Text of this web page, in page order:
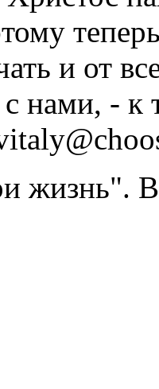
и от
нами, - к
жизнь".